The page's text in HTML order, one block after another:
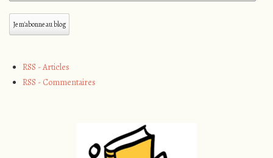
mail
Je m'abonne au blog
RSS - Articles
RSS - Commentaires